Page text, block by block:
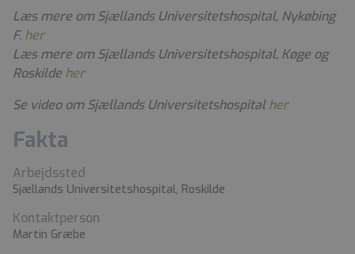
Læs mere om Sjællands Universitetshospital, Nykøbing
F. her
Læs mere om Sjællands Universitetshospital, Køge og
Roskilde her
Se video om Sjællands Universitetshospitalher
Fakta
Arbejdssted
Sjællands Universitetshospital, Roskilde
Kontaktperson
Martin Græbe